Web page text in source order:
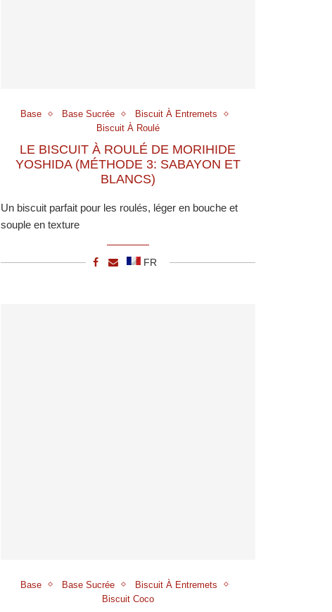
Base Base Sucrée
Biscuit À Entremets
Biscuit À Roulé
LE BISCUIT À ROULÉ DE MORIHIDE
YOSHIDA (MÉTHODE 3: SABAYON ET
BLANCS)
Un biscuit parfait pour les roulés, léger en bouche et
souple en texture
FR
Base Base Sucrée
Biscuit À Entremets
Biscuit Coco